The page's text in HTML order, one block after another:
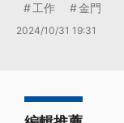
工作 金門
2024/10/31 19:31